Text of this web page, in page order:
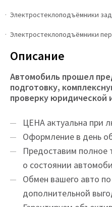
Электростеклоподъёмники
Электростеклоподъёмники
Описание
Автомобиль прошел
подготовку,
проверку юридической
ЦEНA актуальна при
Оформление в день
Предоставим полное
о состоянии
Обмен вашего авто
дополнительной